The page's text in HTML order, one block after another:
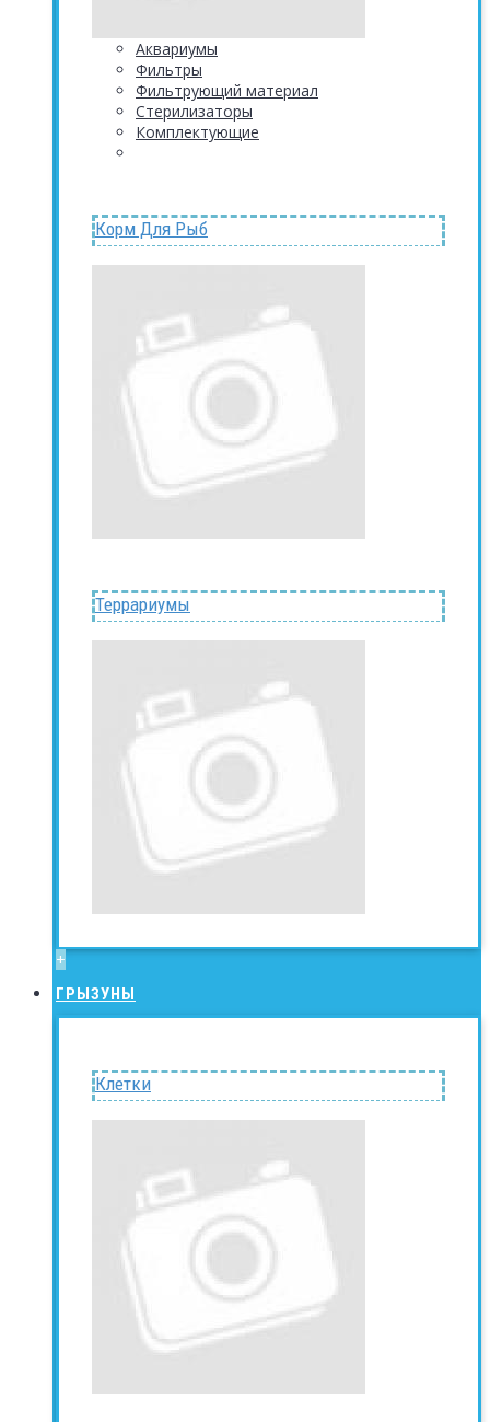
Аквариумы
Фильтры
Фильтрующий материал
Стерилизаторы
Комплектующие
Корм Для Рыб
Террариумы
+
ГРЫЗУНЫ
Клетки